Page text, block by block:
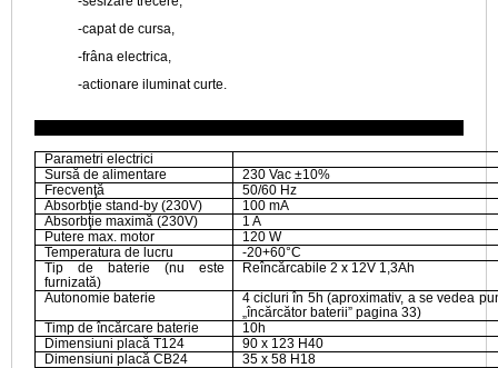
-capat de cursa,
-frâna electrica,
-actionare iluminat curte.
Parametri electrici
Sursă de alimentare
230 Vac ±10%
Frecvenţă
50/60 Hz
Absorbţie stand-by (230V)
100 mA
Absorbţie maximă (230V)
1 A
Putere max. motor
120 W
Temperatura de lucru
-20+60°C
Tip de baterie (nu este
furnizată)
Reîncărcabile 2 x 12V 1,3Ah
Autonomie baterie
4 cicluri în 5h (aproximativ, a se vedea
„încărcător baterii” pagina 33)
Timp de încărcare baterie
10h
Dimensiuni placă T124
90 x 123 H40
Dimensiuni placă CB24
35 x 58 H18